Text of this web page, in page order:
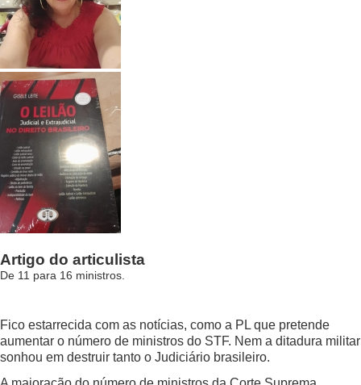
Artigo do articulista
De 11 para 16 ministros.
Fico estarrecida com as notícias, como a PL que pretende
aumentar o número de ministros do STF. Nem a ditadura militar
sonhou em destruir tanto o Judiciário brasileiro.